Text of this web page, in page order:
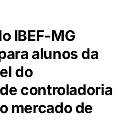
IBEF-MG
alunos da
do
controladoria
mercado de